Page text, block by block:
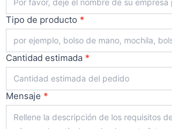
Tipo de producto *
Cantidad estimada *
Mensaje *